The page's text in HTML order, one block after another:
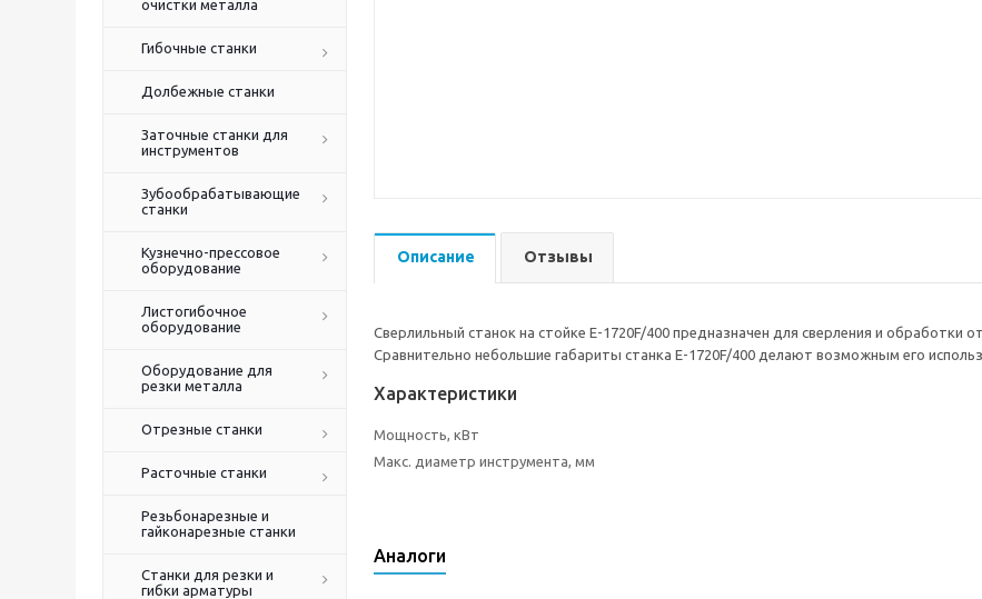
очистки металла
Гибочные станки
Долбежные станки
Заточные станки для
инструментов
Зубообрабатывающие
станки
Кузнечно-прессовое
оборудование
Листогибочное
оборудование
Оборудование для
резки металла
Отрезные станки
Расточные станки
Резьбонарезные и
гайконарезные станки
Станки для резки и
гибки арматуры
Описание Отзывы
Сверлильный станок на стойке Е-1720F/400 предназначен для сверления и обработки
Сравнительно небольшие габариты станка Е-1720F/400 делают возможным его
Характеристики
Мощность, кВт
Макс. диаметр инструмента, мм
Аналоги